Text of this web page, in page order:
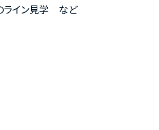
ライン見学 など